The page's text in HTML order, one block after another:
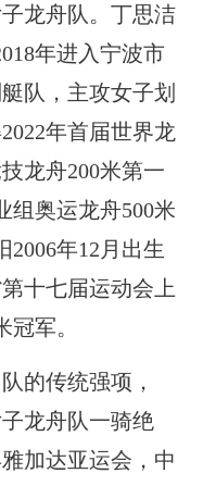
龙舟队。丁思洁
年进入宁波市
队，主攻女子划
年首届世界龙
龙舟200米第一
组奥运龙舟500米
2006年12月出生
十七届运动会上
军。
的传统强项，
龙舟队一骑绝
加达亚运会，中